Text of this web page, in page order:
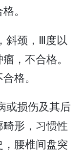
。
斜颈，Ⅲ度以
，不合格。
格。
或损伤及其后
形，习惯性
腰椎间盘突